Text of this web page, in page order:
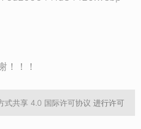
式共享 4.0 国际许可协议 进行许可